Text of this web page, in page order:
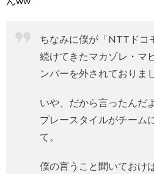
ちなみに僕が「NTTドコ
続けてきたマカゾレ・マ
ンバーを外されておりま
いや、だから言ったんだよ
プレースタイルがチーム
て。
僕の言うこと聞いておけ